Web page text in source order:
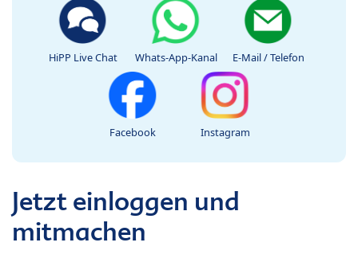
HiPP Live Chat Whats-App-Kanal E-Mail / Telefon
Facebook Instagram
Jetzt einloggen und
mitmachen